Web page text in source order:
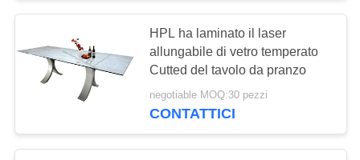
HPL ha laminato il laser
allungabile di vetro temperato
Cutted del tavolo da pranzo
negotiable MOQ:30 pezzi
CONTATTICI